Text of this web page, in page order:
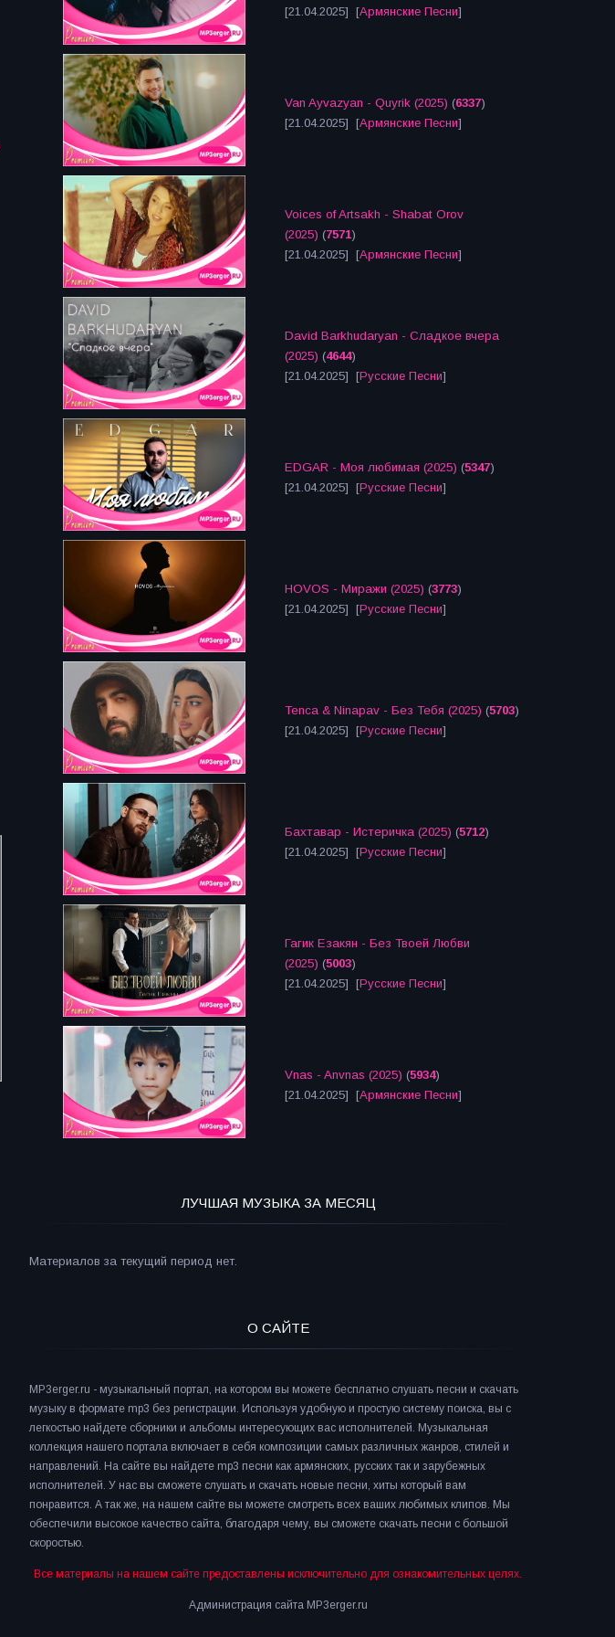
[21.04.2025] [Армянские Песни]
Van Ayvazyan - Quyrik (2025) (6337)
[21.04.2025] [Армянские Песни]
Voices of Artsakh - Shabat Orov
(2025) (7571)
[21.04.2025] [Армянские Песни]
David Barkhudaryan - Сладкое вчера
(2025) (4644)
[21.04.2025] [Русские Песни]
EDGAR - Моя любимая (2025) (5347)
[21.04.2025] [Русские Песни]
HOVOS - Миражи (2025) (3773)
[21.04.2025] [Русские Песни]
Tenca & Ninapav - Без Тебя (2025) (5703)
[21.04.2025] [Русские Песни]
Бахтавар - Истеричка (2025) (5712)
[21.04.2025] [Русские Песни]
Гагик Езакян - Без Твоей Любви
(2025) (5003)
[21.04.2025] [Русские Песни]
Vnas - Anvnas (2025) (5934)
[21.04.2025] [Армянские Песни]
ЛУЧШАЯ МУЗЫКА ЗА МЕСЯЦ
Материалов за текущий период нет.
О САЙТЕ
MP3erger.ru - музыкальный портал, на котором вы можете бесплатно слушать песни и скачать
музыку в формате mp3 без регистрации. Используя удобную и простую систему поиска, вы с
легкостью найдете сборники и альбомы интересующих вас исполнителей. Музыкальная
коллекция нашего портала включает в себя композиции самых различных жанров, стилей и
направлений. На сайте вы найдете mp3 песни как армянских, русских так и зарубежных
исполнителей. У нас вы сможете слушать и скачать новые песни, хиты который вам
понравится. А так же, на нашем сайте вы можете смотреть всех ваших любимых клипов. Мы
обеспечили высокое качество сайта, благодаря чему, вы сможете скачать песни с большой
скоростью.
Все материалы на нашем сайте предоставлены исключительно для ознакомительных целях.
Администрация сайта MP3erger.ru